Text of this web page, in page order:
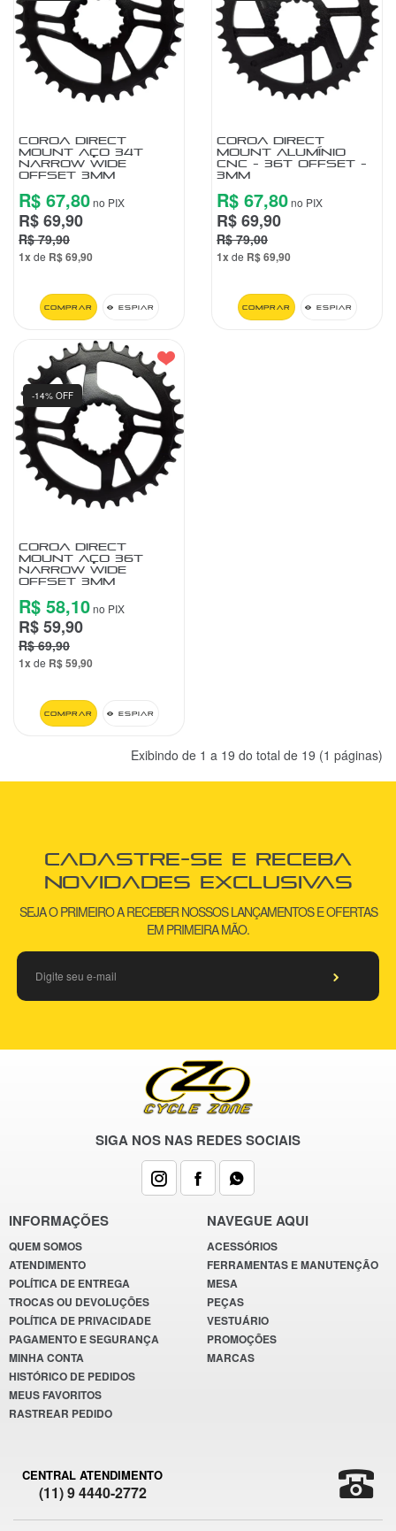
COROA DIRECT
MOUNT AÇO 34T
NARROW WIDE
OFFSET 3MM
R$ 67,80no PIX
R$ 69,90
R$ 79,90
1x de R$ 69,90
Comprar Espiar
COROA DIRECT
MOUNT ALUMÍNIO
CNC - 36T OFFSET -
3MM
R$ 67,80no PIX
R$ 69,90
R$ 79,00
1x de R$ 69,90
Comprar Espiar
COROA DIRECT
MOUNT AÇO 36T
NARROW WIDE
OFFSET 3MM
-14% OFF
R$ 58,10no PIX
R$ 59,90
R$ 69,90
1x de R$ 59,90
Comprar Espiar
Exibindo de 1 a 19 do total de 19 (1 páginas)
Cadastre-se e receba
novidades exclusivas
SEJA O PRIMEIRO A RECEBER NOSSOS LANÇAMENTOS E OFERTAS
EM PRIMEIRA MÃO.
SIGA NOS NAS REDES SOCIAIS
INFORMAÇÕES
QUEM SOMOS
ATENDIMENTO
POLÍTICA DE ENTREGA
TROCAS OU DEVOLUÇÕES
POLÍTICA DE PRIVACIDADE
PAGAMENTO E SEGURANÇA
MINHA CONTA
HISTÓRICO DE PEDIDOS
MEUS FAVORITOS
RASTREAR PEDIDO
NAVEGUE AQUI
ACESSÓRIOS
FERRAMENTAS E MANUTENÇÃO
MESA
PEÇAS
VESTUÁRIO
PROMOÇÕES
MARCAS
CENTRAL ATENDIMENTO
(11) 9 4440-2772